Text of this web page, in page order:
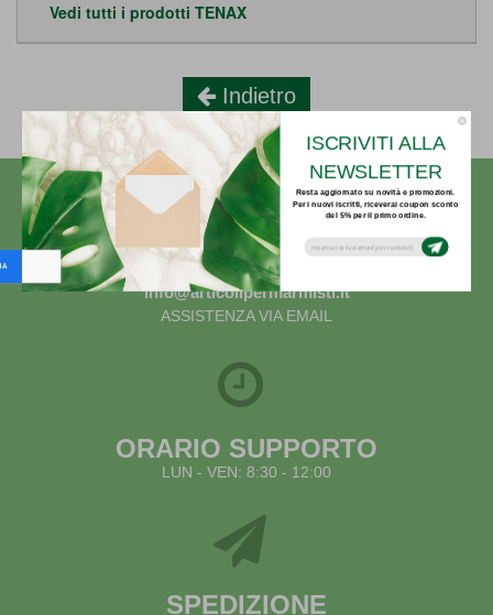
ISCRIVITI ALLA
NEWSLETTER
Resta aggiornato su novità e promozioni.
Per i nuovi iscritti, riceverai coupon sconto
del 5% per il primo ordine.
Vedi tutti i prodotti TENAX
Indietro
info@articolipermarmisti.it
ASSISTENZA VIA EMAIL
ORARIO SUPPORTO
LUN - VEN: 8:30 - 12:00
SPEDIZIONE